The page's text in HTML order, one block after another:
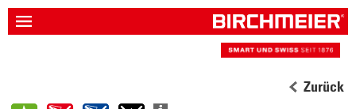
Zurück